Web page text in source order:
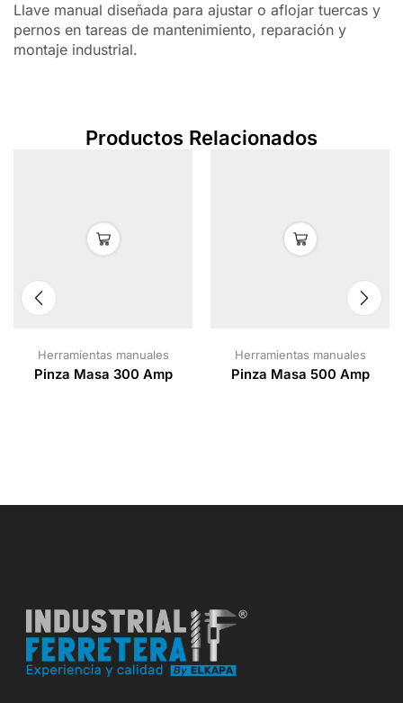
Llave manual diseñada para ajustar o aflojar tuercas y
pernos en tareas de mantenimiento, reparación y
montaje industrial.
Productos Relacionados
Herramientas manuales
Pinza Masa 300 Amp
Herramientas manuales
Pinza Masa 500 Amp